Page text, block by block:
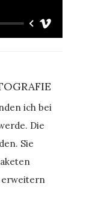
ich bei
Die
Sie
erweitern